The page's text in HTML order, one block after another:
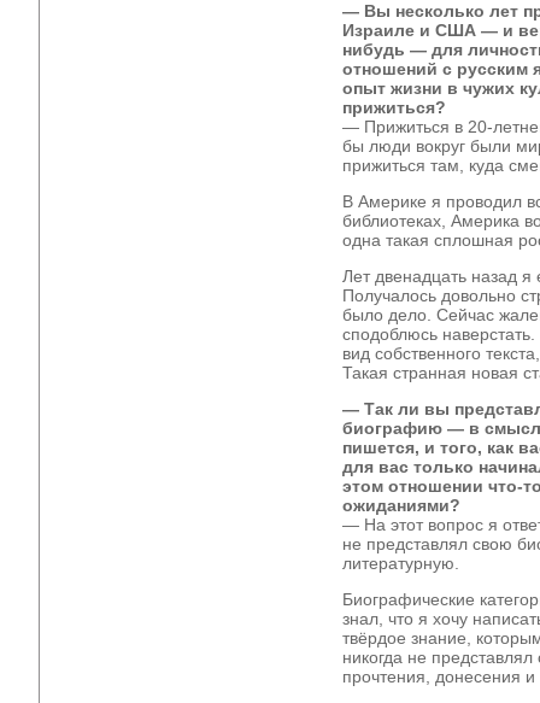
— Вы несколько лет
Израиле и США — и
нибудь — для
отношений с русским
опыт жизни в чужих
прижиться?
— Прижиться в 20-
бы люди вокруг были
прижиться там, куда
В Америке я проводил
библиотеках, Америка
одна такая сплошная
Лет двенадцать назад
Получалось довольно
было дело. Сейчас
сподоблюсь
вид собственного
Такая странная новая
— Так ли вы
биографию — в
пишется, и того, как
для вас только
этом отношении что-
ожиданиями?
— На этот вопрос я
не представлял свою
литературную.
Биографические
знал, что я хочу
твёрдое знание,
никогда не
прочтения, донесения и